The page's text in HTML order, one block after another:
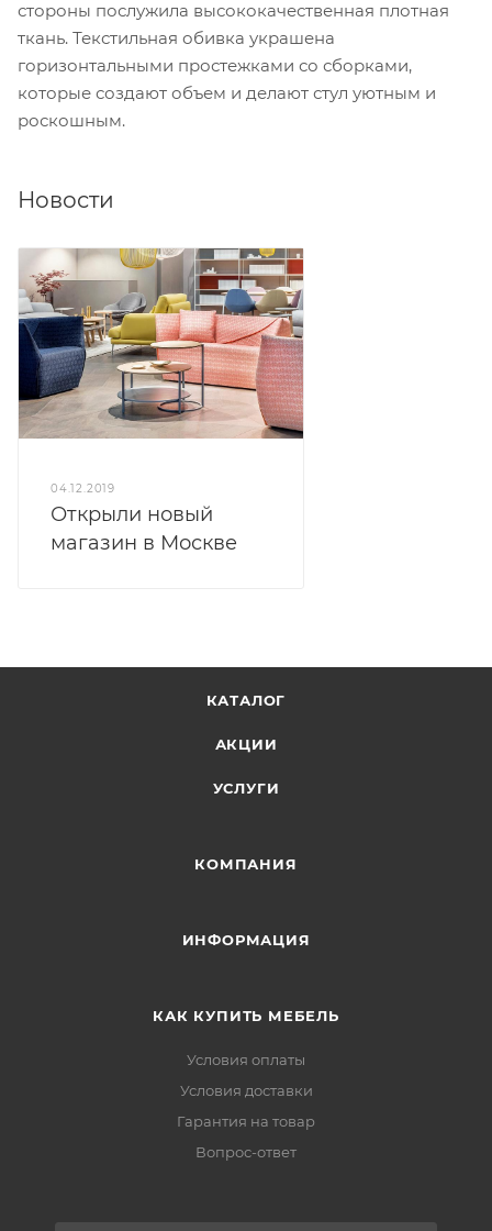
стороны послужила высококачественная плотная
ткань. Текстильная обивка украшена
горизонтальными простежками со сборками,
которые создают объем и делают стул уютным и
роскошным.
Новости
04.12.2019
Открыли новый
магазин в Москве
КАТАЛОГ
АКЦИИ
УСЛУГИ
КОМПАНИЯ
ИНФОРМАЦИЯ
КАК КУПИТЬ МЕБЕЛЬ
Условия оплаты
Условия доставки
Гарантия на товар
Вопрос-ответ